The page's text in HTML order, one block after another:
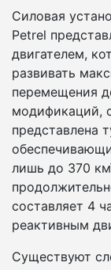
Силовая
Petrel
двигателем,
развивать
перемещения
модификаций,
представлена
лишь до 370
составляет 4
реактивным
Существуют